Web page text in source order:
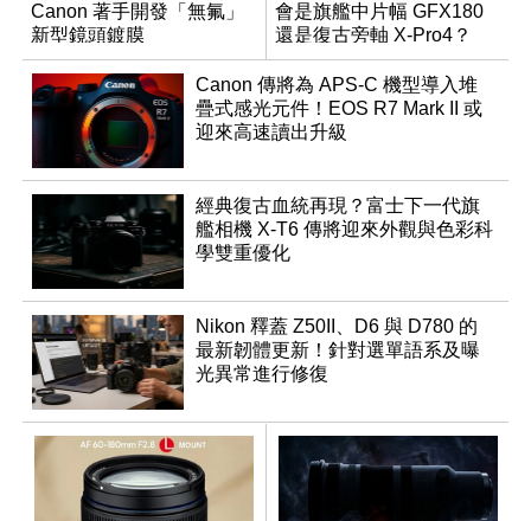
Canon 著手開發「無氟」
新型鏡頭鍍膜
會是旗艦中片幅 GFX180
還是復古旁軸 X-Pro4？
Canon 傳將為 APS-C 機型導入堆
疊式感光元件！EOS R7 Mark II 或
迎來高速讀出升級
經典復古血統再現？富士下一代旗
艦相機 X-T6 傳將迎來外觀與色彩科
學雙重優化
Nikon 釋蓋 Z50II、D6 與 D780 的
最新韌體更新！針對選單語系及曝
光異常進行修復